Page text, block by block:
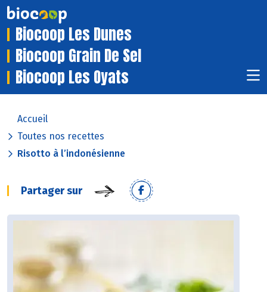
Biocoop Les Dunes
Biocoop Grain De Sel
Biocoop Les Oyats
Accueil
Toutes nos recettes
Risotto à l’indonésienne
Partager sur